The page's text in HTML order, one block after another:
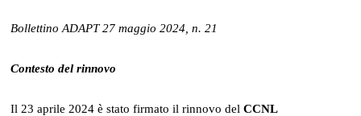
Bollettino ADAPT 27 maggio 2024, n. 21
Contesto del rinnovo
Il 23 aprile 2024 è stato firmato il rinnovo delCCNL